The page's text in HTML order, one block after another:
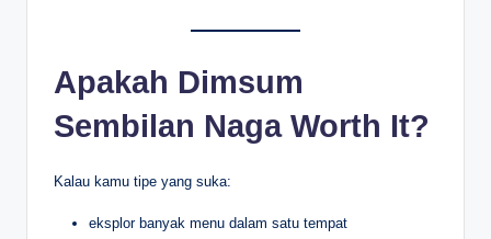
Apakah Dimsum
Sembilan Naga Worth It?
Kalau kamu tipe yang suka:
eksplor banyak menu dalam satu tempat